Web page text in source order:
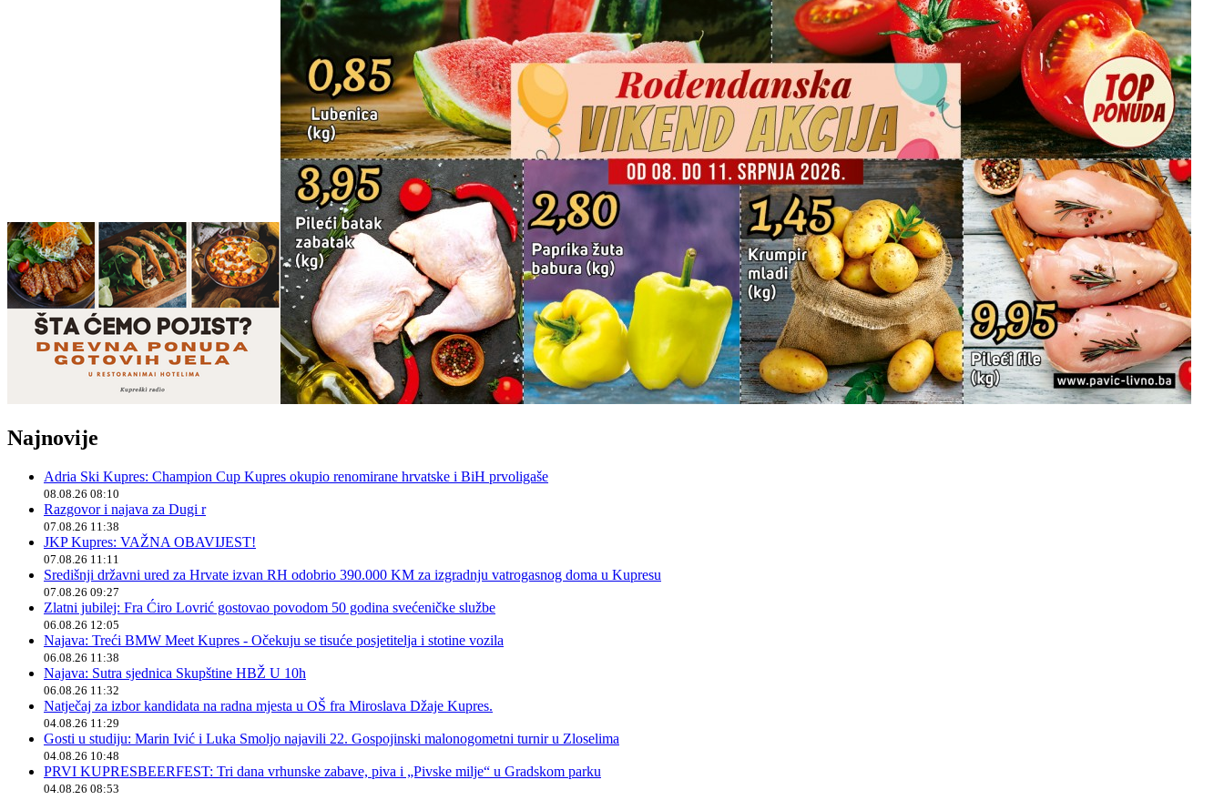
Najnovije
Adria Ski Kupres: Champion Cup Kupres okupio renomirane hrvatske i BiH prvoligaše
08.08.26 08:10
Razgovor i najava za Dugi r
07.08.26 11:38
JKP Kupres: VAŽNA OBAVIJEST!
07.08.26 11:11
Središnji državni ured za Hrvate izvan RH odobrio 390.000 KM za izgradnju vatrogasnog doma u Kupresu
07.08.26 09:27
Zlatni jubilej: Fra Ćiro Lovrić gostovao povodom 50 godina svećeničke službe
06.08.26 12:05
Najava: Treći BMW Meet Kupres - Očekuju se tisuće posjetitelja i stotine vozila
06.08.26 11:38
Najava: Sutra sjednica Skupštine HBŽ U 10h
06.08.26 11:32
Natječaj za izbor kandidata na radna mjesta u OŠ fra Miroslava Džaje Kupres.
04.08.26 11:29
Gosti u studiju: Marin Ivić i Luka Smoljo najavili 22. Gospojinski malonogometni turnir u Zloselima
04.08.26 10:48
PRVI KUPRESBEERFEST: Tri dana vrhunske zabave, piva i „Pivske milje“ u Gradskom parku
04.08.26 08:53